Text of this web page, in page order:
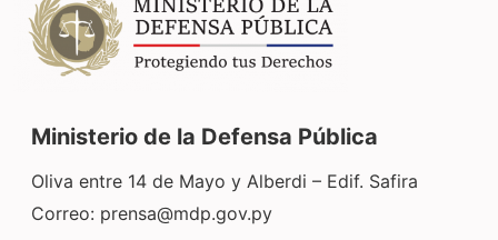
Ministerio de la Defensa Pública
Oliva entre 14 de Mayo y Alberdi – Edif. Safira
Correo: prensa@mdp.gov.py